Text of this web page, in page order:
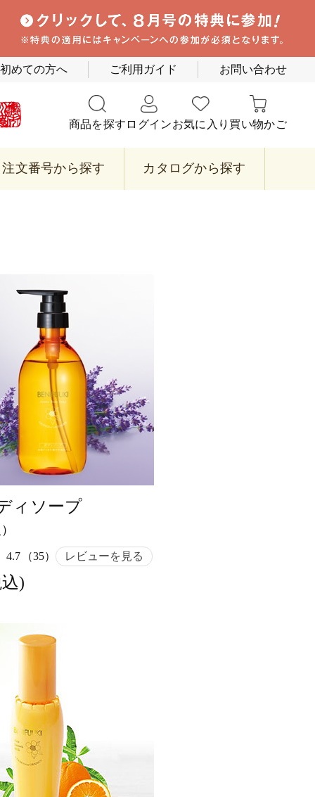
初めての方へ ご利用ガイド お問い合わせ
商品を探す ログインお気に入り 買い物かご
注文番号から探す カタログから探す
ィソープ
4.7 （35） レビューを見る
)